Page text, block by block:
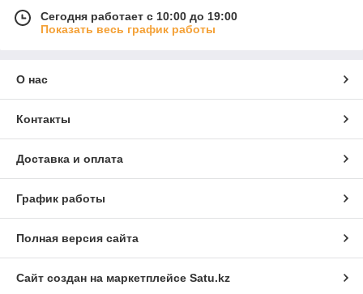
Сегодня работает с 10:00 до 19:00
Показать весь график работы
О нас
Контакты
Доставка и оплата
График работы
Полная версия сайта
Сайт создан на маркетплейсе Satu.kz